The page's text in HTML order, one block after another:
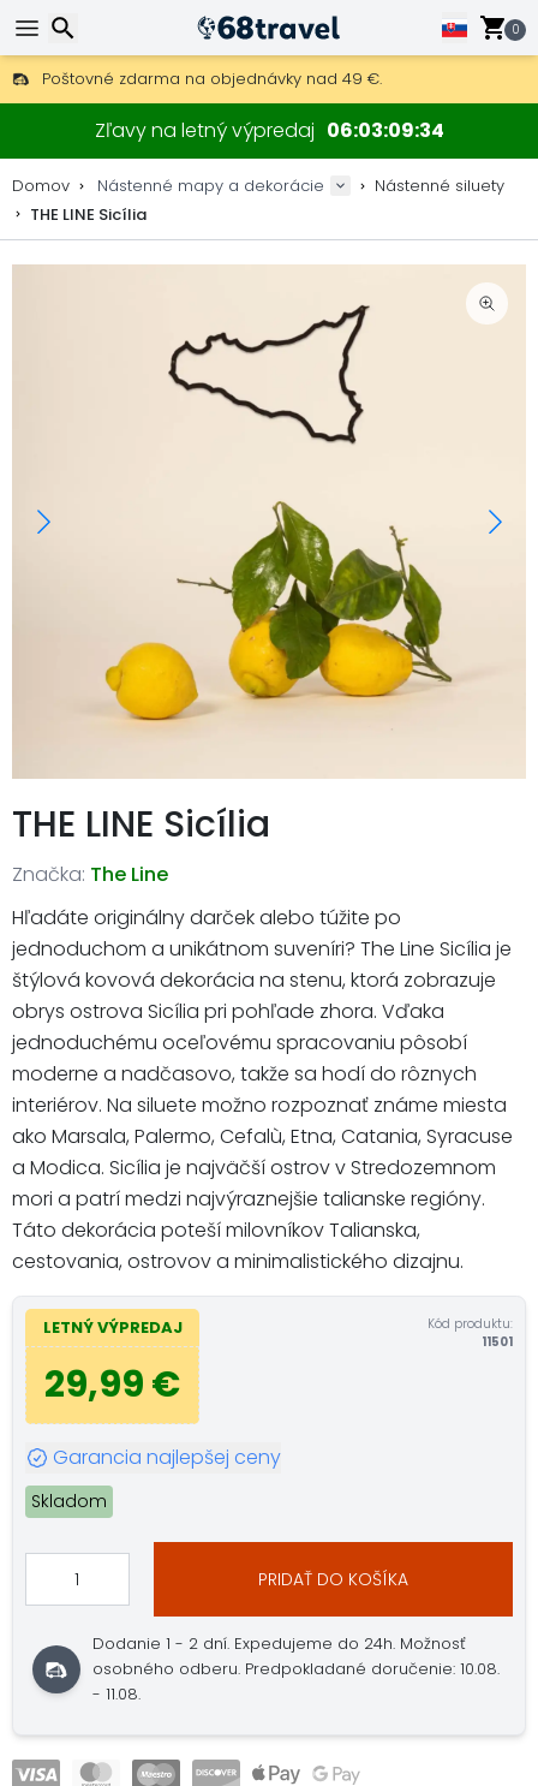
0
Poštovné zdarma na objednávky nad 49 €.
30 dní na vrátenie, 90 dní na drevené mapy a dekorácie.
Zľavy na letný výpredaj 06 03 09 33
Domov Nástenné mapy a dekorácie
Nástenné siluety
THE LINE Sicília
THE LINE Sicília
Značka: The Line
Hľadáte originálny darček alebo túžite po
jednoduchom a unikátnom suveníri? The Line Sicília je
štýlová kovová dekorácia na stenu, ktorá zobrazuje
obrys ostrova Sicília pri pohľade zhora. Vďaka
jednoduchému oceľovému spracovaniu pôsobí
moderne a nadčasovo, takže sa hodí do rôznych
interiérov. Na siluete možno rozpoznať známe miesta
ako Marsala, Palermo, Cefalù, Etna, Catania, Syracuse
a Modica. Sicília je najväčší ostrov v Stredozemnom
mori a patrí medzi najvýraznejšie talianske regióny.
Táto dekorácia poteší milovníkov Talianska,
cestovania, ostrovov a minimalistického dizajnu.
LETNÝ VÝPREDAJ
29,99 €
Kód produktu:
11501
Garancia najlepšej ceny
Skladom
PRIDAŤ DO KOŠÍKA
Dodanie 1 - 2 dní. Expedujeme do 24h. Možnosť
osobného odberu. Predpokladané doručenie: 10.08.
- 11.08.
Hľadať
Hľadať